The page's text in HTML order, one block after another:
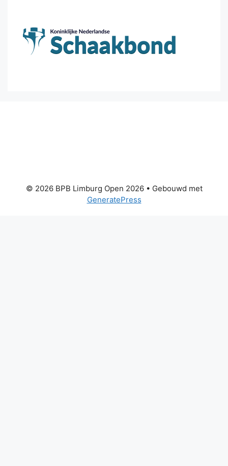
© 2026 BPB Limburg Open 2026• Gebouwd met
GeneratePress